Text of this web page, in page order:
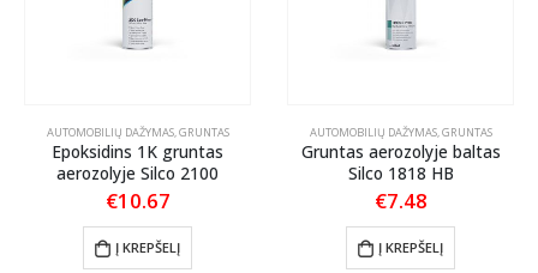
AUTOMOBILIŲ DAŽYMAS,GRUNTAS
Epoksidins 1K gruntas
aerozolyje Silco 2100
€10.67
Į KREPŠELĮ
AUTOMOBILIŲ DAŽYMAS,GRUNTAS
Gruntas aerozolyje baltas
Silco 1818 HB
€7.48
Į KREPŠELĮ